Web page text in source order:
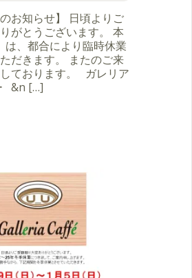
のお知らせ】 日頃よりご
がとうございます。 本
は、都合により臨時休業
だきます。 またのご来
ております。 ガレリア
&n […]